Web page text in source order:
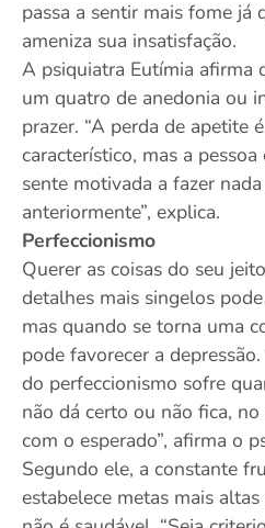
passa a sentir mais fome já
ameniza sua insatisfação.
A psiquiatra Eutímia afirma
um quatro de anedonia ou
prazer. “A perda de apetite
característico, mas a
sente motivada a fazer
anteriormente”, explica.
Perfeccionismo
Querer as coisas do seu
detalhes mais singelos
mas quando se torna uma
pode favorecer a
do perfeccionismo sofre
não dá certo ou não fica,
com o esperado”, afirma o
Segundo ele, a constante
estabelece metas mais